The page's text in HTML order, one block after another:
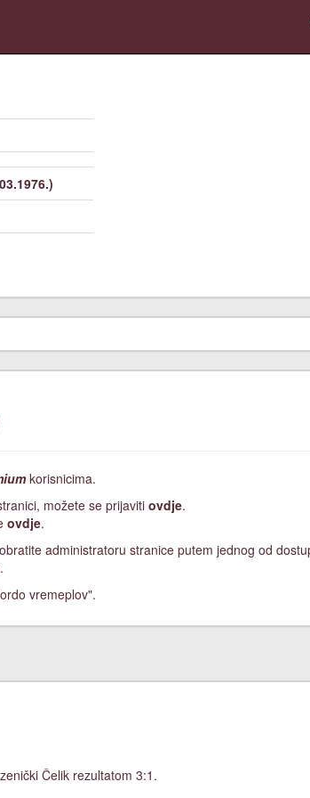
korisnicima.
možete se prijaviti ovdje.
ovdje.
administratoru stranice putem jednog od
.
vremeplov".
Čelik rezultatom 3:1.